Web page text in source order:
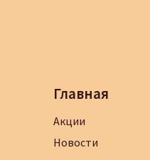
Главная
Акции
Новости